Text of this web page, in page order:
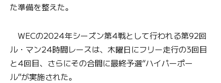
た準備を整えた。
WECの2024年シーズン第4戦として行われる第92回
ル・マン24時間レースは、木曜日にフリー走行の3回目
と4回目、さらにその合間に最終予選“ハイパーポー
ル”が実施された。